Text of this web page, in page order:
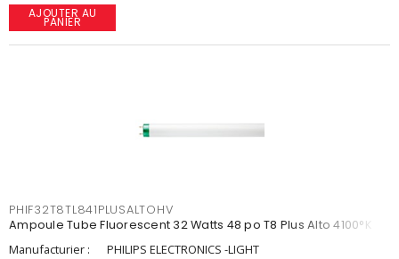
AJOUTER AU
PANIER
PHIF32T8TL841PLUSALTOHV
Ampoule Tube Fluorescent 32 Watts 48 po T8 Plus Alto 4100°K
Manufacturier :
PHILIPS ELECTRONICS -LIGHT